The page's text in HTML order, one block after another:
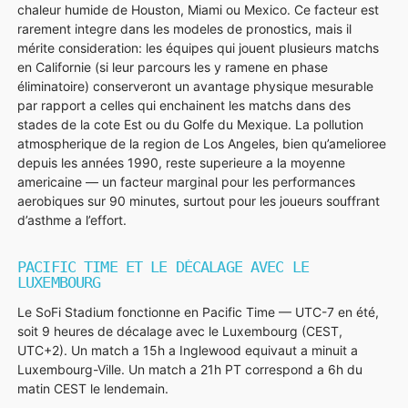
chaleur humide de Houston, Miami ou Mexico. Ce facteur est
rarement integre dans les modeles de pronostics, mais il
mérite consideration: les équipes qui jouent plusieurs matchs
en Californie (si leur parcours les y ramene en phase
éliminatoire) conserveront un avantage physique mesurable
par rapport a celles qui enchainent les matchs dans des
stades de la cote Est ou du Golfe du Mexique. La pollution
atmospherique de la region de Los Angeles, bien qu’amelioree
depuis les années 1990, reste superieure a la moyenne
americaine — un facteur marginal pour les performances
aerobiques sur 90 minutes, surtout pour les joueurs souffrant
d’asthme a l’effort.
PACIFIC TIME ET LE DÉCALAGE AVEC LE
LUXEMBOURG
Le SoFi Stadium fonctionne en Pacific Time — UTC-7 en été,
soit 9 heures de décalage avec le Luxembourg (CEST,
UTC+2). Un match a 15h a Inglewood equivaut a minuit a
Luxembourg-Ville. Un match a 21h PT correspond a 6h du
matin CEST le lendemain.